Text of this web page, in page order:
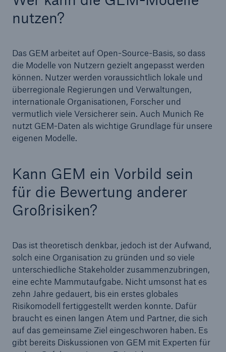
nutzen?
Das GEM arbeitet auf Open-Source-Basis, so dass
die Modelle von Nutzern gezielt angepasst werden
können. Nutzer werden voraussichtlich lokale und
überregionale Regierungen und Verwaltungen,
internationale Organisationen, Forscher und
vermutlich viele Versicherer sein. Auch Munich Re
nutzt GEM-Daten als wichtige Grundlage für unsere
eigenen Modelle.
Kann GEM ein Vorbild sein
für die Bewertung anderer
Großrisiken?
Das ist theoretisch denkbar, jedoch ist der Aufwand,
solch eine Organisation zu gründen und so viele
unterschiedliche Stakeholder zusammenzubringen,
eine echte Mammutaufgabe. Nicht umsonst hat es
zehn Jahre gedauert, bis ein erstes globales
Risikomodell fertiggestellt werden konnte. Dafür
braucht es einen langen Atem und Partner, die sich
auf das gemeinsame Ziel eingeschworen haben. Es
gibt bereits Diskussionen von GEM mit Experten für
Lösungen
Cyber-Lösungen von Munich Re
Home
Lösungen
Insights
Unternehmen
Karriere